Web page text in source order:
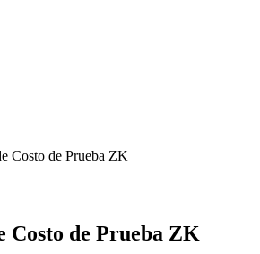
Costo de Prueba ZK
Costo de Prueba ZK